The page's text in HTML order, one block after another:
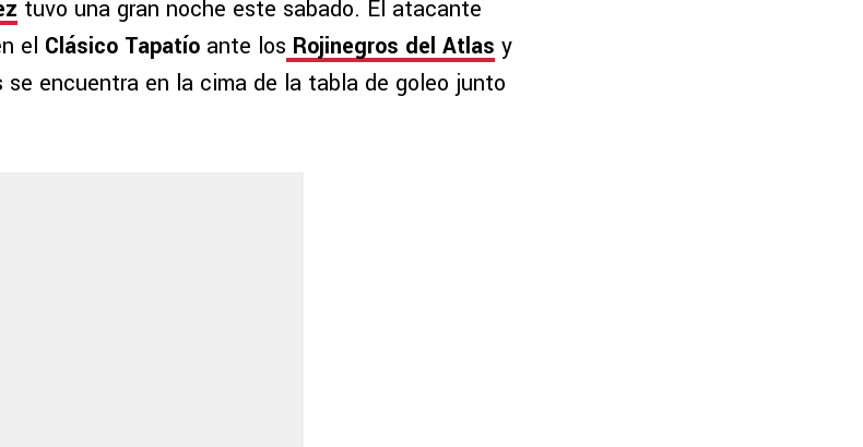
tuvo una gran noche este sabado. El atacante
el Clásico Tapatío ante los Rojinegros del Atlas y
encuentra en la cima de la tabla de goleo junto